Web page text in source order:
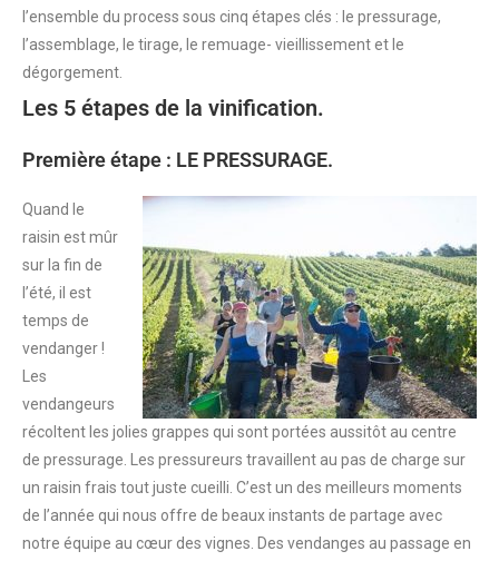
l’ensemble du process sous cinq étapes clés : le pressurage,
l’assemblage, le tirage, le remuage- vieillissement et le
dégorgement.
Les 5 étapes de la vinification.
Première étape : LE PRESSURAGE.
Quand le
raisin est mûr
sur la fin de
l’été, il est
temps de
vendanger !
Les
vendangeurs
récoltent les jolies grappes qui sont portées aussitôt au centre
de pressurage. Les pressureurs travaillent au pas de charge sur
un raisin frais tout juste cueilli. C’est un des meilleurs moments
de l’année qui nous offre de beaux instants de partage avec
notre équipe au cœur des vignes. Des vendanges au passage en